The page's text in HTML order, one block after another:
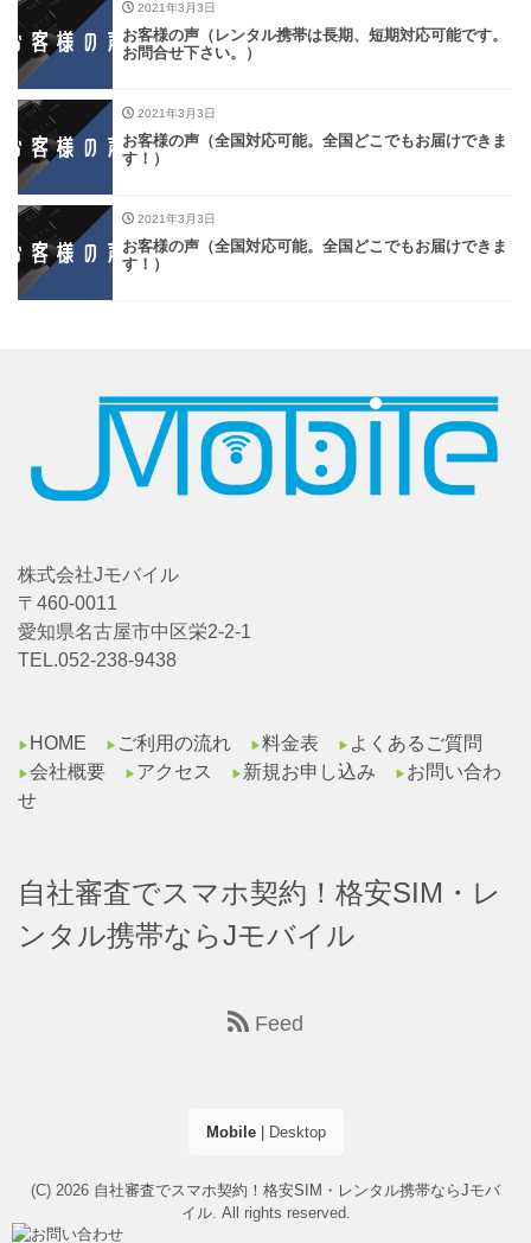
2021年3月3日
お客様の声（レンタル携帯は長期、短期対応可能です。
お問合せ下さい。）
2021年3月3日
お客様の声（全国対応可能。全国どこでもお届けできま
す！）
2021年3月3日
お客様の声（全国対応可能。全国どこでもお届けできま
す！）
株式会社Jモバイル
〒460-0011
愛知県名古屋市中区栄2-2-1
TEL.052-238-9438
▶︎ HOME ▶︎ ご利用の流れ ▶︎料金表 ▶︎ よくあるご質問
▶︎会社概要 ▶︎ アクセス ▶︎ 新規お申し込み ▶︎ お問い合わ
せ
自社審査でスマホ契約！格安SIM・レ
ンタル携帯ならJモバイル
Feed
Mobile| Desktop
(C) 2026 自社審査でスマホ契約！格安SIM・レンタル携帯ならJモバ
イル. All rights reserved.